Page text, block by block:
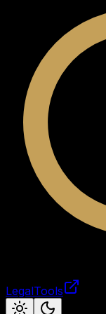
LegalTools